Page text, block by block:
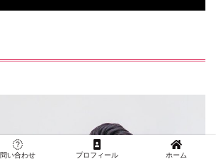
問い合わせ プロフィール ホーム